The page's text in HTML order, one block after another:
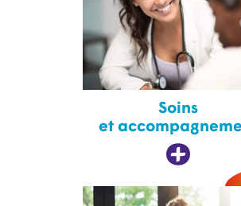
Soins
et